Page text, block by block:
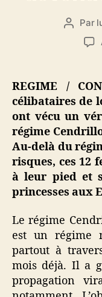
Auteur
l’article
Par
REGIME /
célibataires de
ont vécu un
régime
Au-delà du
risques, ces 12
à leur pied et
princesses aux
Le régime
est un régime
partout à
mois déjà. Il a
propagation